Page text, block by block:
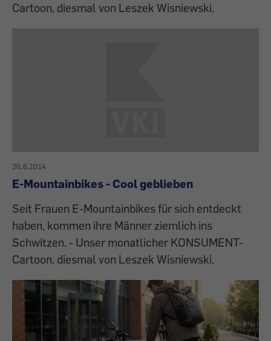
Cartoon, diesmal von Leszek Wisniewski.
26.6.2014
E-Mountainbikes - Cool geblieben
Seit Frauen E-Mountainbikes für sich entdeckt
haben, kommen ihre Männer ziemlich ins
Schwitzen. - Unser monatlicher KONSUMENT-
Cartoon, diesmal von Leszek Wisniewski.